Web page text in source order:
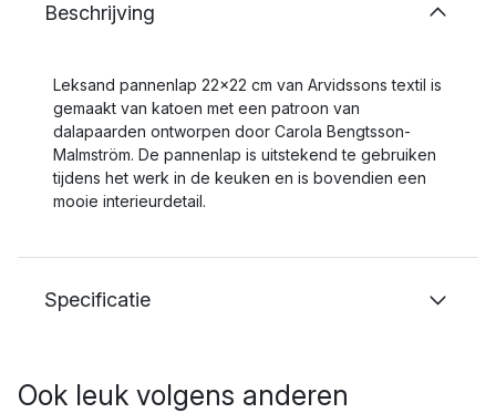
Beschrijving
Leksand pannenlap 22x22 cm van Arvidssons textil is
gemaakt van katoen met een patroon van
dalapaarden ontworpen door Carola Bengtsson-
Malmström. De pannenlap is uitstekend te gebruiken
tijdens het werk in de keuken en is bovendien een
mooie interieurdetail.
Specificatie
Ook leuk volgens anderen